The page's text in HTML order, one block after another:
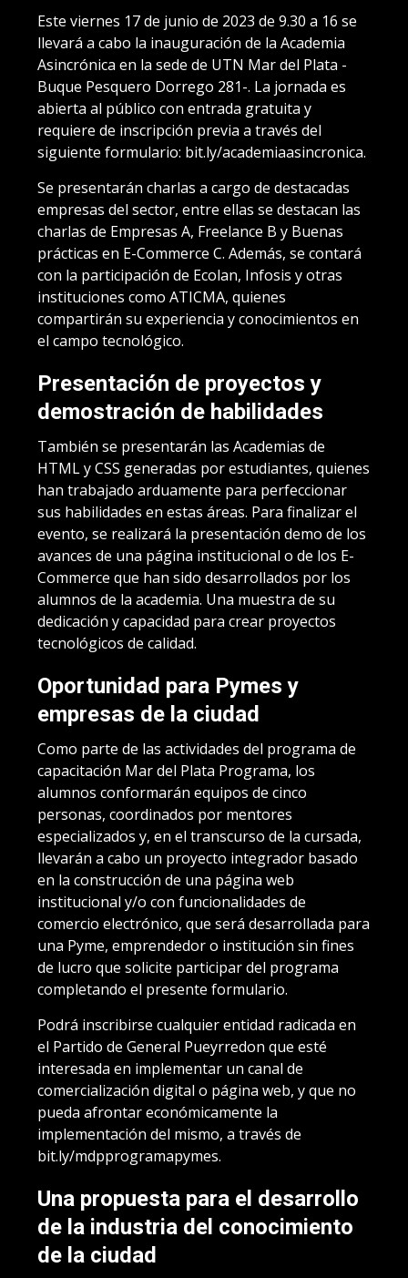
Este viernes 17 de junio de 2023 de 9.30 a 16 se
llevará a cabo la inauguración de la Academia
Asincrónica en la sede de UTN Mar del Plata -
Buque Pesquero Dorrego 281-. La jornada es
abierta al público con entrada gratuita y
requiere de inscripción previa a través del
siguiente formulario: bit.ly/academiaasincronica.
Se presentarán charlas a cargo de destacadas
empresas del sector, entre ellas se destacan las
charlas de Empresas A, Freelance B y Buenas
prácticas en E-Commerce C. Además, se contará
con la participación de Ecolan, Infosis y otras
instituciones como ATICMA, quienes
compartirán su experiencia y conocimientos en
el campo tecnológico.
Presentación de proyectos y
demostración de habilidades
También se presentarán las Academias de
HTML y CSS generadas por estudiantes, quienes
han trabajado arduamente para perfeccionar
sus habilidades en estas áreas. Para finalizar el
evento, se realizará la presentación demo de los
avances de una página institucional o de los E-
Commerce que han sido desarrollados por los
alumnos de la academia. Una muestra de su
dedicación y capacidad para crear proyectos
tecnológicos de calidad.
Oportunidad para Pymes y
empresas de la ciudad
Como parte de las actividades del programa de
capacitación Mar del Plata Programa, los
alumnos conformarán equipos de cinco
personas, coordinados por mentores
especializados y, en el transcurso de la cursada,
llevarán a cabo un proyecto integrador basado
en la construcción de una página web
institucional y/o con funcionalidades de
comercio electrónico, que será desarrollada para
una Pyme, emprendedor o institución sin fines
de lucro que solicite participar del programa
completando el presente formulario.
Podrá inscribirse cualquier entidad radicada en
el Partido de General Pueyrredon que esté
interesada en implementar un canal de
comercialización digital o página web, y que no
pueda afrontar económicamente la
implementación del mismo, a través de
bit.ly/mdpprogramapymes.
Una propuesta para el desarrollo
de la industria del conocimiento
de la ciudad